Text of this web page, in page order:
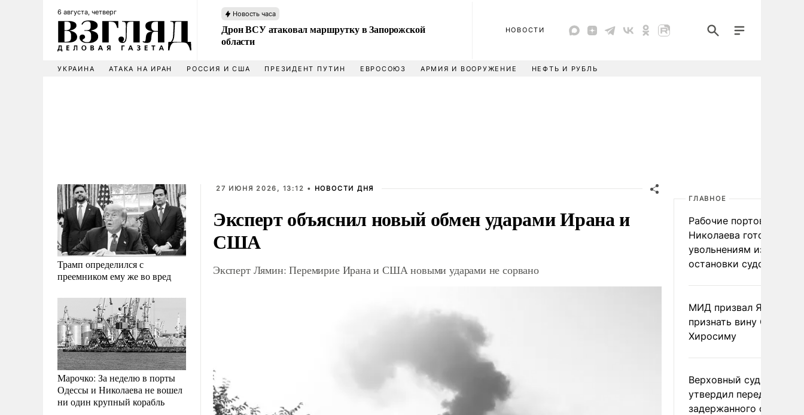
6 августа, четверг Новость часа
Дрон ВСУ атаковал маршрутку в Запорожской
области
НОВОСТИ
УКРАИНА АТАКА НА ИРАН РОССИЯ И США ПРЕЗИДЕНТ ПУТИН ЕВРОСОЮЗ АРМИЯ И ВООРУЖЕНИЕ НЕФТЬ И РУБЛЬ
Трамп определился с
преемником ему же во вред
Марочко: За неделю в порты
Одессы и Николаева не вошел
ни один крупный корабль
27 ИЮНЯ 2026, 13:12 • НОВОСТИ ДНЯ
Эксперт объяснил новый обмен ударами Ирана и
США
Эксперт Лямин: Перемирие Ирана и США новыми ударами не сорвано
ГЛАВНОЕ
Рабочие портов
Николаева готовятся к
увольнениям из-за
остановки судоходства
МИД призвал Японию
признать вину США за
Хиросиму
Верховный суд Швеции
утвердил передачу
задержанного